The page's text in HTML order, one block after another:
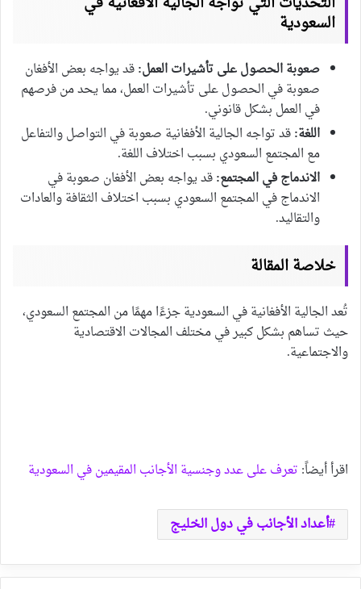
السعودية
صعوبة الحصول على تأشيرات العمل:قد يواجه بعض الأفغان
صعوبة في الحصول على تأشيرات العمل، مما يحد من فرصهم
في العمل بشكل قانوني.
اللغة:قد تواجه الجالية الأفغانية صعوبة في التواصل والتفاعل
مع المجتمع السعودي بسبب اختلاف اللغة.
الاندماج في المجتمع:قد يواجه بعض الأفغان صعوبة في
الاندماج في المجتمع السعودي بسبب اختلاف الثقافة والعادات
والتقاليد.
خلاصة المقالة
تُعد الجالية الأفغانية في السعودية جزءًا مهمًا من المجتمع السعودي،
حيث تساهم بشكل كبير في مختلف المجالات الاقتصادية
والاجتماعية.
اقرأ أيضاً: تعرف على عدد وجنسية الأجانب المقيمين في السعودية
أعداد الأجانب في دول الخليج